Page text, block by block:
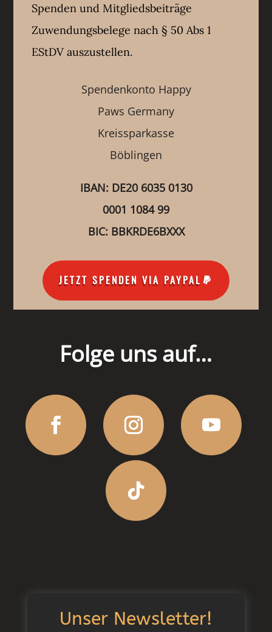
Spenden und Mitgliedsbeiträge
Zuwendungsbelege nach § 50 Abs 1
EStDV auszustellen.
Spendenkonto Happy
Paws Germany
Kreissparkasse
Böblingen
IBAN: DE20 6035 0130
0001 1084 99
BIC: BBKRDE6BXXX
JETZT SPENDEN VIA PAYPAL
Folge uns auf…
Unser Newsletter!